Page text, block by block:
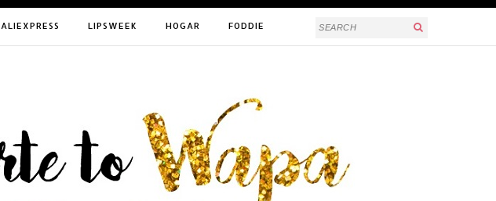
ALIEXPRESS LIPSWEEK HOGAR FODDIE